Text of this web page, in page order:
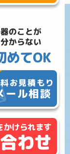
のことが
からない
めてOK
お見積もり
ール相談
かけられます
わせ